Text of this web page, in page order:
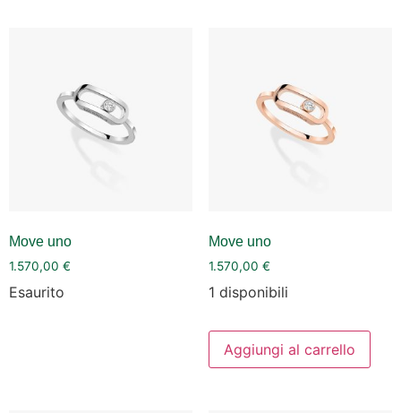
Move uno
1.570,00 €
Esaurito
Move uno
1.570,00 €
1 disponibili
Aggiungi al carrello